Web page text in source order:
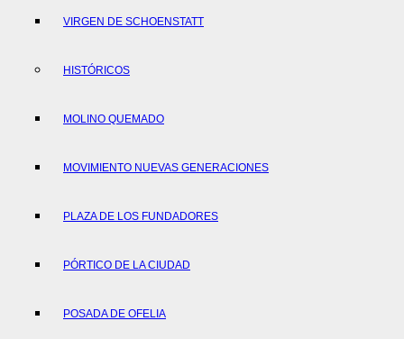
VIRGEN DE SCHOENSTATT
HISTÓRICOS
MOLINO QUEMADO
MOVIMIENTO NUEVAS GENERACIONES
PLAZA DE LOS FUNDADORES
PÓRTICO DE LA CIUDAD
POSADA DE OFELIA